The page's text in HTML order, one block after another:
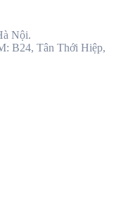
Nội.
B24, Tân Thới Hiệp,